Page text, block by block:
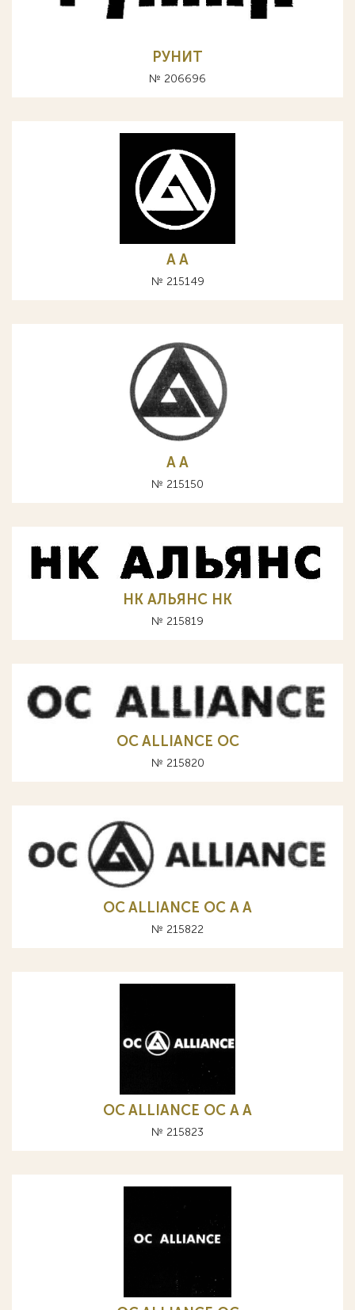
РУНИТ
№ 206696
A А
№ 215149
A А
№ 215150
НК АЛЬЯНС HK
№ 215819
OC ALLIANCE ОС
№ 215820
OC ALLIANCE ОС A А
№ 215822
OC ALLIANCE ОС A А
№ 215823